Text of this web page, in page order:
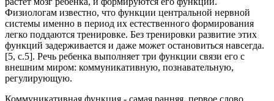
Физиологам известно, что функции центральной нервной
системы именно в период их естественного формирования
легко поддаются тренировке. Без тренировки развитие этих
функций задерживается и даже может остановиться навсегда.
[5, с.5]. Речь ребенка выполняет три функции связи его с
внешним миром: коммуникативную, познавательную,
регулирующую.
Коммуникативная функция - самая ранняя, первое слово